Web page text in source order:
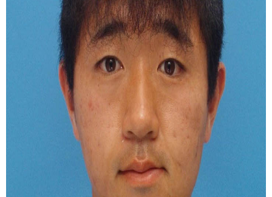
ゲームスチュワード
学生インターンシップ
フェニックスクラブ
サッカースクール
チアスクール